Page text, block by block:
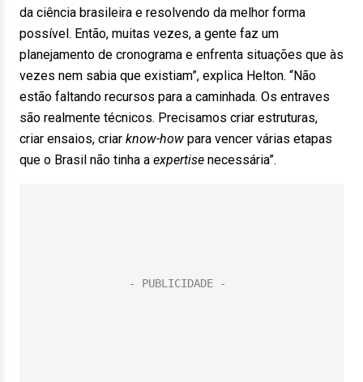
da ciência brasileira e resolvendo da melhor forma
possível. Então, muitas vezes, a gente faz um
planejamento de cronograma e enfrenta situações que às
vezes nem sabia que existiam”, explica Helton. “Não
estão faltando recursos para a caminhada. Os entraves
são realmente técnicos. Precisamos criar estruturas,
criar ensaios, criar know-how para vencer várias etapas
que o Brasil não tinha a expertise necessária”.